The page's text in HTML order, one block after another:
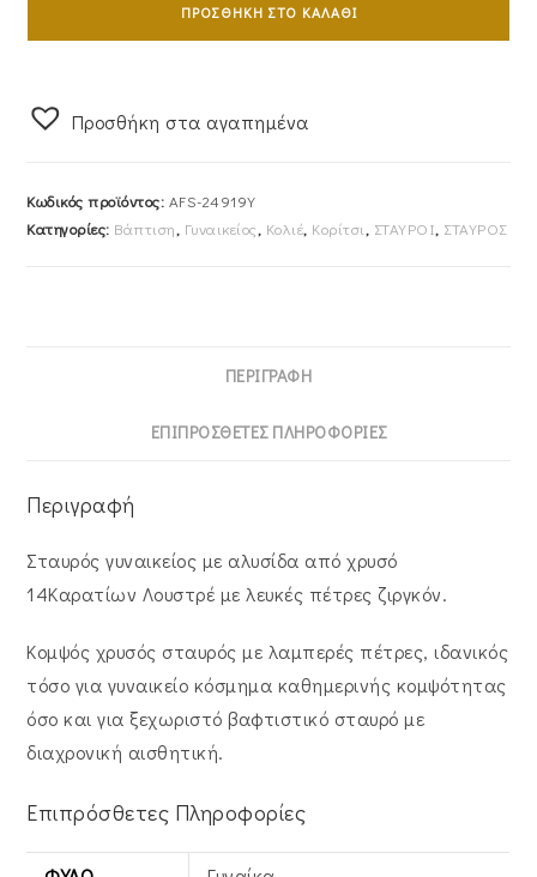
14Καρατίων
Λευκές
Πέτρες
ΠΡΟΣΘΉΚΗ ΣΤΟ ΚΑΛΆΘΙ
Προσθήκη στα αγαπημένα
Κωδικός προϊόντος: AFS-24919Y
Κατηγορίες: Βάπτιση, Γυναικείος, Κολιέ, Κορίτσι , ΣΤΑΥΡΟΙ, ΣΤΑΥΡΟΣ
ΠΕΡΙΓΡΑΦΉ
ΕΠΙΠΡΌΣΘΕΤΕΣ ΠΛΗΡΟΦΟΡΊΕΣ
Περιγραφή
Σταυρός γυναικείος με αλυσίδα από χρυσό
14Καρατίων Λουστρέ με λευκές πέτρες ζιργκόν.
Κομψός χρυσός σταυρός με λαμπερές πέτρες, ιδανικός
τόσο για γυναικείο κόσμημα καθημερινής κομψότητας
όσο και για ξεχωριστό βαφτιστικό σταυρό με
διαχρονική αισθητική.
Επιπρόσθετες Πληροφορίες